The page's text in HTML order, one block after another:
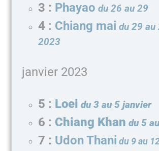
3 : Phayao du 26 au 29
4 : Chiang mai du 29 au
2023
janvier 2023
5 : Loei du 3 au 5 janvier
6 : Chiang Khan du 5
7 : Udon Thani du 9 au